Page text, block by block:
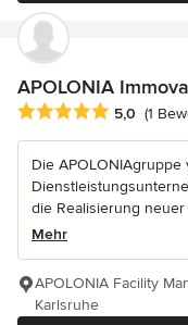
APOLONIA
Durchschnittliche
5,0 (1
Die
die Realisierung neuer
Mehr
APOLONIA Facility
Karlsruhe